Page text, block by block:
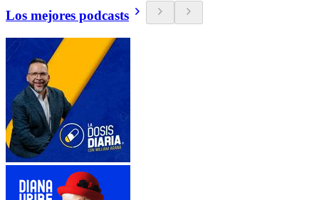
Los mejores podcasts